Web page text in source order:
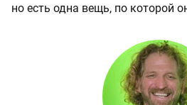
но есть одна вещь, по которой